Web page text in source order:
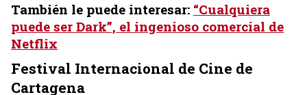
También le puede interesar: “Cualquiera
puede ser Dark”, el ingenioso comercial de
Netflix
Festival Internacional de Cine de
Cartagena